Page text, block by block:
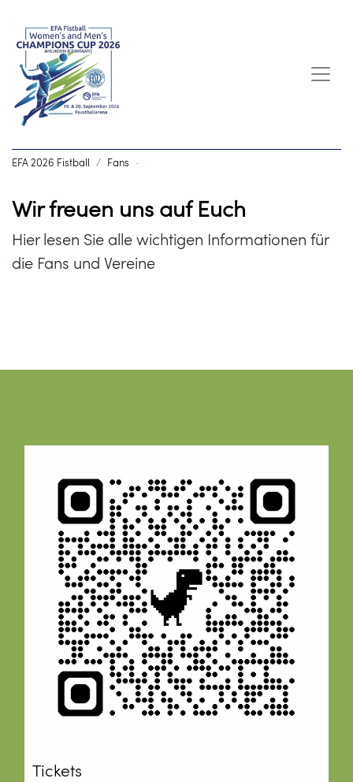
EFA 2026 Fistball Fans ·
Wir freuen uns auf Euch
Hier lesen Sie alle wichtigen Informationen für
die Fans und Vereine
Tickets